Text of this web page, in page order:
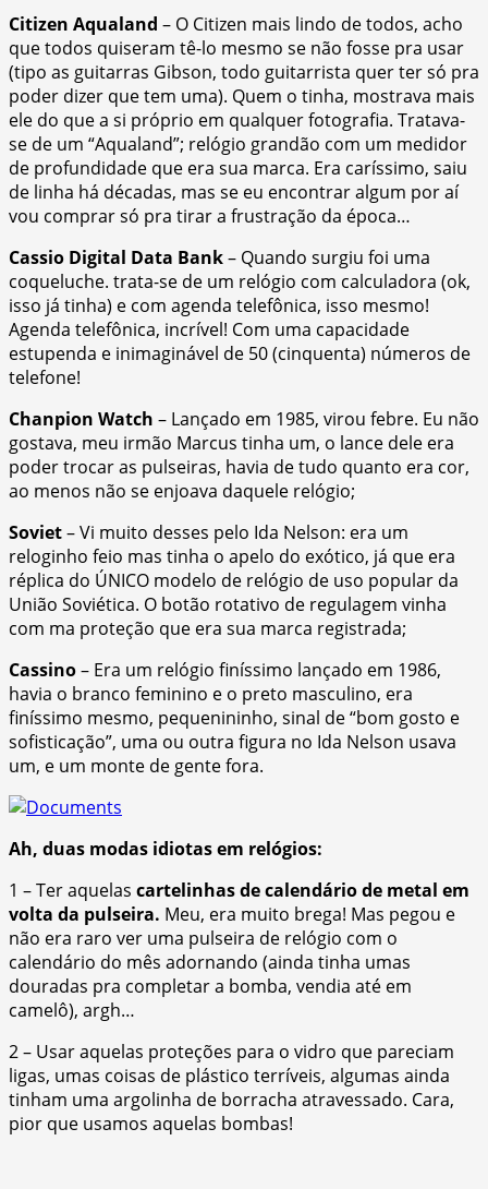
Citizen Aqualand – O Citizen mais lindo de todos, acho
que todos quiseram tê-lo mesmo se não fosse pra usar
(tipo as guitarras Gibson, todo guitarrista quer ter só pra
poder dizer que tem uma). Quem o tinha, mostrava mais
ele do que a si próprio em qualquer fotografia. Tratava-
se de um “Aqualand”; relógio grandão com um medidor
de profundidade que era sua marca. Era caríssimo, saiu
de linha há décadas, mas se eu encontrar algum por aí
vou comprar só pra tirar a frustração da época…
Cassio Digital Data Bank– Quando surgiu foi uma
coqueluche. trata-se de um relógio com calculadora (ok,
isso já tinha) e com agenda telefônica, isso mesmo!
Agenda telefônica, incrível! Com uma capacidade
estupenda e inimaginável de 50 (cinquenta) números de
telefone!
Chanpion Watch – Lançado em 1985, virou febre. Eu não
gostava, meu irmão Marcus tinha um, o lance dele era
poder trocar as pulseiras, havia de tudo quanto era cor,
ao menos não se enjoava daquele relógio;
Soviet– Vi muito desses pelo Ida Nelson: era um
reloginho feio mas tinha o apelo do exótico, já que era
réplica do ÚNICO modelo de relógio de uso popular da
União Soviética. O botão rotativo de regulagem vinha
com ma proteção que era sua marca registrada;
Cassino– Era um relógio finíssimo lançado em 1986,
havia o branco feminino e o preto masculino, era
finíssimo mesmo, pequenininho, sinal de “bom gosto e
sofisticação”, uma ou outra figura no Ida Nelson usava
um, e um monte de gente fora.
Ah, duas modas idiotas em relógios:
1 – Ter aquelas cartelinhas de calendário de metal em
volta da pulseira. Meu, era muito brega! Mas pegou e
não era raro ver uma pulseira de relógio com o
calendário do mês adornando (ainda tinha umas
douradas pra completar a bomba, vendia até em
camelô), argh…
2 – Usar aquelas proteções para o vidro que pareciam
ligas, umas coisas de plástico terríveis, algumas ainda
tinham uma argolinha de borracha atravessado. Cara,
pior que usamos aquelas bombas!